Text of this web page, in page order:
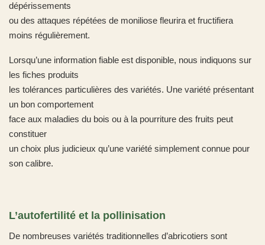
dépérissements
ou des attaques répétées de moniliose fleurira et fructifiera
moins régulièrement.
Lorsqu’une information fiable est disponible, nous indiquons sur
les fiches produits
les tolérances particulières des variétés. Une variété présentant
un bon comportement
face aux maladies du bois ou à la pourriture des fruits peut
constituer
un choix plus judicieux qu’une variété simplement connue pour
son calibre.
L’autofertilité et la pollinisation
De nombreuses variétés traditionnelles d’abricotiers sont